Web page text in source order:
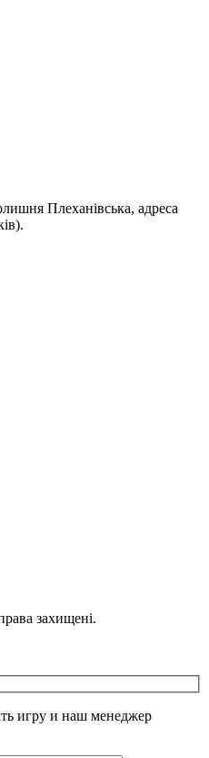
Плеханівська, адреса
захищені.
игру и наш менеджер